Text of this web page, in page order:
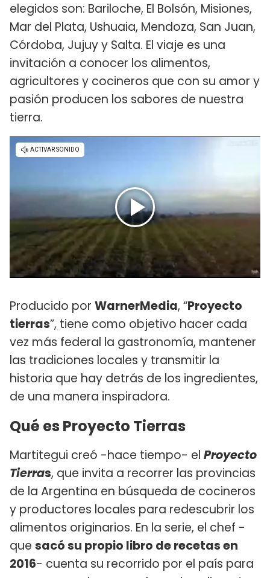
elegidos son: Bariloche, El Bolsón, Misiones,
Mar del Plata, Ushuaia, Mendoza, San Juan,
Córdoba, Jujuy y Salta. El viaje es una
invitación a conocer los alimentos,
agricultores y cocineros que con su amor y
pasión producen los sabores de nuestra
tierra.
Producido por WarnerMedia, “Proyecto
tierras”, tiene como objetivo hacer cada
vez más federal la gastronomía, mantener
las tradiciones locales y transmitir la
historia que hay detrás de los ingredientes,
de una manera inspiradora.
Qué es Proyecto Tierras
Martitegui creó -hace tiempo- el Proyecto
Tierras, que invita a recorrer las provincias
de la Argentina en búsqueda de cocineros
y productores locales para redescubrir los
alimentos originarios. En la serie, el chef -
que sacó su propio libro de recetas en
2016- cuenta su recorrido por el país para